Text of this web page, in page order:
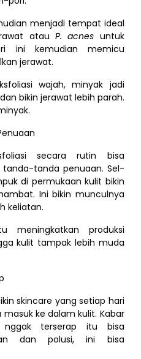
menjadi tempat ideal
atau P. acnes untuk
ini kemudian memicu
jerawat.
wajah, minyak jadi
bikin jerawat lebih parah.
secara rutin bisa
tanda penuaan. Sel-
di permukaan kulit bikin
Ini bikin munculnya
keliatan.
meningkatkan produksi
kulit tampak lebih muda
skincare yang setiap hari
masuk ke dalam kulit. Kabar
nggak terserap itu bisa
dan polusi, ini bisa